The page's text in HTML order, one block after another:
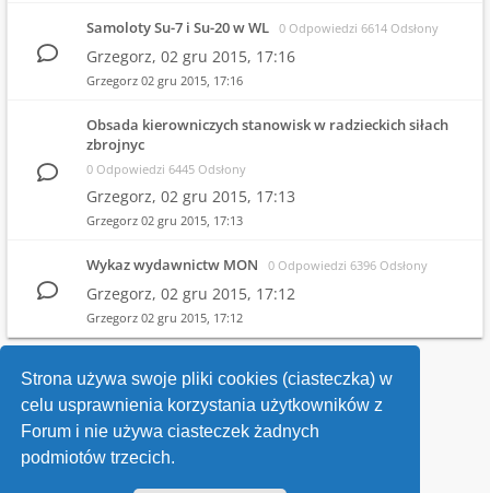
Strona używa swoje pliki cookies (ciasteczka) w
celu usprawnienia korzystania użytkowników z
Forum i nie używa ciasteczek żadnych
podmiotów trzecich.
Samoloty Su-7 i Su-20 w WL 0 Odpowiedzi 6614 Odsłony
Grzegorz, 02 gru 2015, 17:16
Grzegorz 02 gru 2015, 17:16
Obsada kierowniczych stanowisk w radzieckich siłach
zbrojnyc
0 Odpowiedzi 6445 Odsłony
Grzegorz, 02 gru 2015, 17:13
Grzegorz 02 gru 2015, 17:13
Wykaz wydawnictw MON 0 Odpowiedzi 6396 Odsłony
Grzegorz, 02 gru 2015, 17:12
Grzegorz 02 gru 2015, 17:12
1 2
Wróć do wykazu forów